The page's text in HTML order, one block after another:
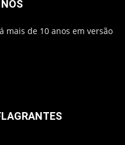
mais de 10 anos em versão